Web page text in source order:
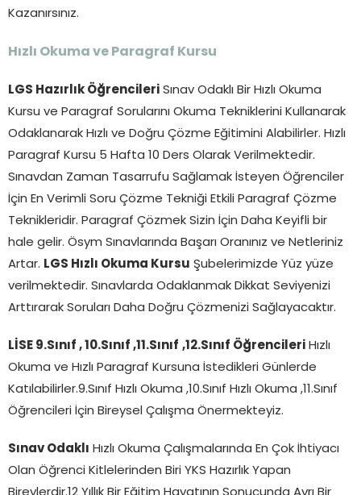
Kazanırsınız.
Hızlı Okuma ve Paragraf Kursu
LGS Hazırlık Öğrencileri Sınav Odaklı Bir Hızlı Okuma
Kursu ve Paragraf Sorularını Okuma Tekniklerini Kullanarak
Odaklanarak Hızlı ve Doğru Çözme Eğitimini Alabilirler. Hızlı
Paragraf Kursu 5 Hafta 10 Ders Olarak Verilmektedir.
Sınavdan Zaman Tasarrufu Sağlamak İsteyen Öğrenciler
İçin En Verimli Soru Çözme Tekniği Etkili Paragraf Çözme
Teknikleridir. Paragraf Çözmek Sizin İçin Daha Keyifli bir
hale gelir. Ösym Sınavlarında Başarı Oranınız ve Netleriniz
Artar. LGS Hızlı Okuma Kursu Şubelerimizde Yüz yüze
verilmektedir. Sınavlarda Odaklanmak Dikkat Seviyenizi
Arttırarak Soruları Daha Doğru Çözmenizi Sağlayacaktır.
LİSE 9.Sınıf , 10.Sınıf ,11.Sınıf ,12.Sınıf Öğrencileri
Hızlı
Okuma ve Hızlı Paragraf Kursuna İstedikleri Günlerde
Katılabilirler.9.Sınıf Hızlı Okuma ,10.Sınıf Hızlı Okuma ,11.Sınıf
Öğrencileri İçin Bireysel Çalışma Önermekteyiz.
Sınav Odaklı
Hızlı Okuma Çalışmalarında En Çok İhtiyacı
Olan Öğrenci Kitlelerinden Biri YKS Hazırlık Yapan